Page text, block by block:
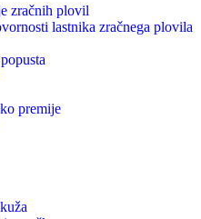
zračnih plovil
lastnika zračnega plovila
premije